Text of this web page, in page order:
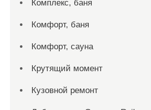
Комплекс, баня
Комфорт, баня
Комфорт, сауна
Крутящий момент
Кузовной ремонт